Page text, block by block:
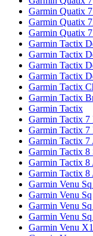
Garmin Quatix
Garmin Quatix
Garmin Quatix
Garmin Tactix
Garmin Tactix
Garmin Tactix
Garmin Tactix
Garmin Tactix
Garmin Tactix
Garmin Tactix
Garmin Tactix 7
Garmin Tactix 7
Garmin Tactix 7
Garmin Tactix 8
Garmin Tactix 8
Garmin Tactix 8
Garmin Venu
Garmin Venu Sq
Garmin Venu Sq
Garmin Venu
Garmin Venu X1